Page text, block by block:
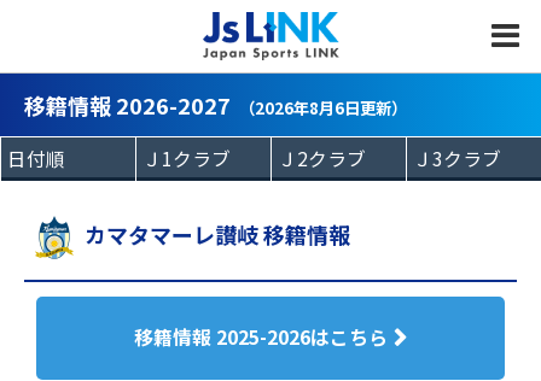
移籍情報 2026-2027 （2026年8月6日更新）
カマタマーレ讃岐 移籍情報
移籍情報 2025-2026はこちら